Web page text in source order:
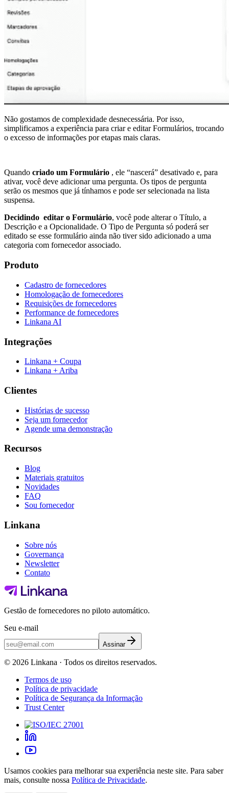
Não gostamos de complexidade desnecessária. Por isso,
simplificamos a experiência para criar e editar Formulários, trocando
o excesso de informações por etapas mais claras.
Quando criado um Formulário , ele “nascerá” desativado e, para
ativar, você deve adicionar uma pergunta. Os tipos de pergunta
serão os mesmos que já tínhamos e pode ser selecionada na lista
suspensa.
Decidindo editar o Formulário, você pode alterar o Título, a
Descrição e a Opcionalidade. O Tipo de Pergunta só poderá ser
editado se esse formulário ainda não tiver sido adicionado a uma
categoria com fornecedor associado.
Produto
Cadastro de fornecedores
Homologação de fornecedores
Requisições de fornecedores
Performance de fornecedores
Linkana AI
Integrações
Linkana + Coupa
Linkana + Ariba
Clientes
Histórias de sucesso
Seja um fornecedor
Agende uma demonstração
Recursos
Blog
Materiais gratuitos
Novidades
FAQ
Sou fornecedor
Linkana
Sobre nós
Governança
Newsletter
Contato
Gestão de fornecedores no piloto automático.
Seu e-mail
Assinar
© 2026 Linkana · Todos os direitos reservados.
Termos de uso
Política de privacidade
Política de Segurança da Informação
Trust Center
Usamos cookies para melhorar sua experiência neste site. Para saber
mais, consulte nossa Política de Privacidade.